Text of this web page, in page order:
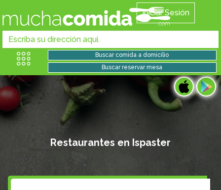
Iniciar Sesión
Restaurantes en Ispaster